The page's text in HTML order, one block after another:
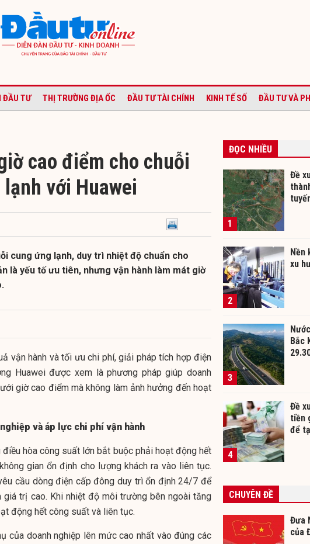
ĐẦU TƯ THỊ TRƯỜNG ĐỊA ỐC ĐẦU TƯ TÀI CHÍNH KINH TẾ SỐ ĐẦU TƯ VÀ
cao điểm cho chuỗi
với Huawei
cung ứng lạnh, duy trì nhiệt độ chuẩn cho
là yếu tố ưu tiên, nhưng vận hành làm mát giờ
vận hành và tối ưu chi phí, giải pháp tích hợp điện
Huawei được xem là phương pháp giúp doanh
giờ cao điểm mà không làm ảnh hưởng đến hoạt
và áp lực chi phí vận hành
hòa công suất lớn bắt buộc phải hoạt động hết
gian ổn định cho lượng khách ra vào liên tục.
cầu dòng điện cấp đông duy trì ổn định 24/7 để
trị cao. Khi nhiệt độ môi trường bên ngoài tăng
động hết công suất và liên tục.
của doanh nghiệp lên mức cao nhất vào đúng các
ĐỌC NHIỀU
1
Đề
2
Nền
xu
3
Bắc
4
Đề
tiền
để
CHUYÊN ĐỀ
Đưa
của